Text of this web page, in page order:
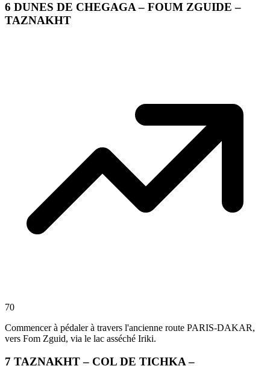
6 DUNES DE CHEGAGA – FOUM ZGUIDE –
TAZNAKHT
70
Commencer à pédaler à travers l'ancienne route PARIS-DAKAR,
vers Fom Zguid, via le lac asséché Iriki.
7 TAZNAKHT – COL DE TICHKA –